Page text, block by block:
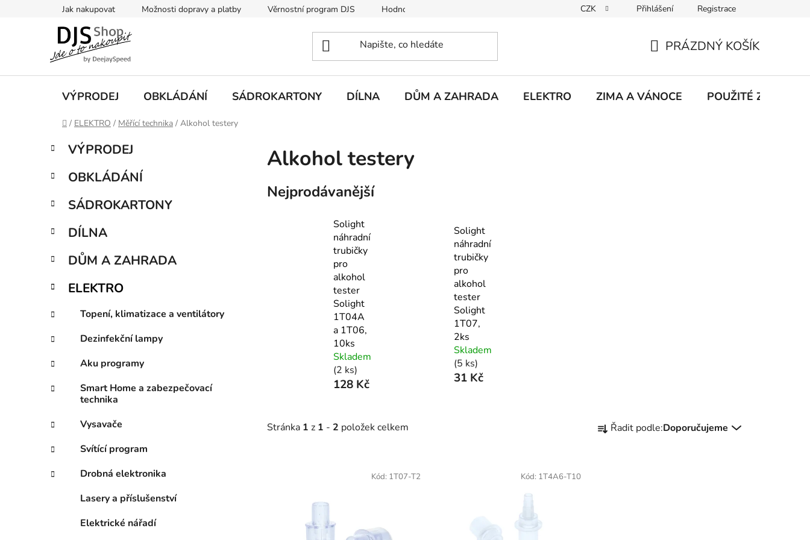
Jak nakupovat Možnosti dopravy a platby Věrnostní program DJS Hodnocení obchodu Hodnocení obchodu na Heurece Kontakty Obchodní podmínky
CZK Přihlášení Registrace
KOŠÍK
PRÁZDNÝ KOŠÍK
VÝPRODEJ OBKLÁDÁNÍ SÁDROKARTONY DÍLNA DŮM A ZAHRADA ELEKTRO ZIMA A VÁNOCE POUŽITÉ Z
Domů
/ ELEKTRO / Měřící technika / Alkohol testery
P
s
r
n
n
í
p
n
l
Přeskočit
kategorie
K
a
e
o
i
VÝPRODEJ
OBKLÁDÁNÍ
SÁDROKARTONY
DÍLNA
DŮM A ZAHRADA
ELEKTRO
Topení, klimatizace a ventilátory
Dezinfekční lampy
Aku programy
Smart Home a zabezpečovací
technika
Vysavače
Svítící program
Drobná elektronika
Lasery a příslušenství
Elektrické nářadí
Alkohol testery
Nejprodávanější
Solight
náhradní
trubičky
pro
alkohol
tester
Solight
1T04A
a 1T06,
10ks
Skladem
(2 ks)
128 Kč
Solight
náhradní
trubičky
pro
alkohol
tester
Solight
1T07,
2ks
Skladem
(5 ks)
31 Kč
Stránka 1 z 1 - 2 položek celkem
a Řadit podle:Doporučujeme
Kód: 1T07-T2 Kód: 1T4A6-T10